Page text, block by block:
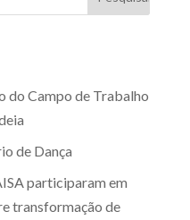
do Campo de Trabalho
de Dança
participaram em
transformação de